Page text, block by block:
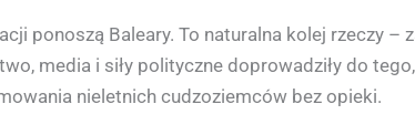
ponoszą Baleary. To naturalna kolej rzeczy
media i siły polityczne doprowadziły do
nieletnich cudzoziemców bez opieki.